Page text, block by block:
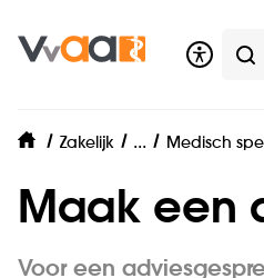
home
Zakelijk ... ZzpMedisch
Maak een
Voor een